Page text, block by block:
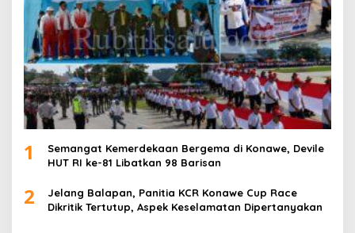
1
Semangat Kemerdekaan Bergema di Konawe, Devile
HUT RI ke-81 Libatkan 98 Barisan
2
Jelang Balapan, Panitia KCR Konawe Cup Race
Dikritik Tertutup, Aspek Keselamatan Dipertanyakan